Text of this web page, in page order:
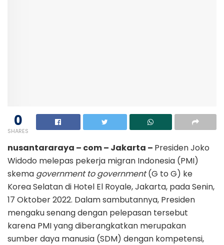
0
SHARES
nusantararaya – com – Jakarta – Presiden Joko
Widodo melepas pekerja migran Indonesia (PMI)
skema government to government(G to G) ke
Korea Selatan di Hotel El Royale, Jakarta, pada Senin,
17 Oktober 2022. Dalam sambutannya, Presiden
mengaku senang dengan pelepasan tersebut
karena PMI yang diberangkatkan merupakan
sumber daya manusia (SDM) dengan kompetensi,